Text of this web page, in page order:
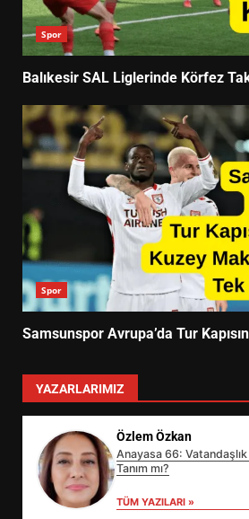
Spor
Balıkesir SAL Liglerinde Körfez
Spor
Samsunspor Avrupa’da Tur
YAZARLARIMIZ
Özlem Özkan
Anayasa 66: Vatandaşlık
Tanım mı?
TÜM YAZILARI »